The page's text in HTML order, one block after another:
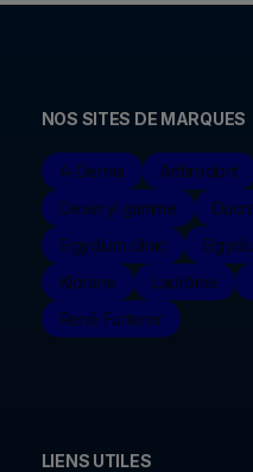
NOS SITES DE MARQUES
A-Derma Arthrodont
Dexeryl gamme
Elgydium clinic
Klorane
Ladrôme
René Furterer
LIENS UTILES